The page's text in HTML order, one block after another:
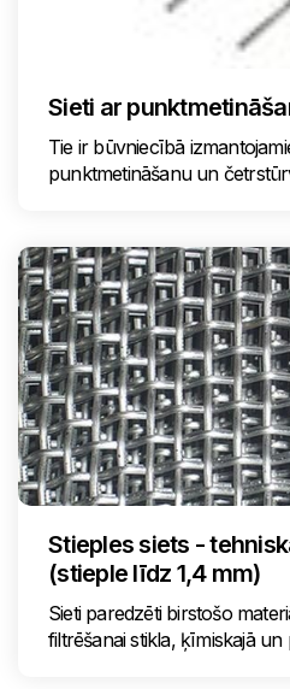
Sieti ar
Tie ir būvniecībā
punktmetināšanu un
Stieples siets -
(stieple līdz 1,4 mm)
Sieti paredzēti birstošo
filtrēšanai stikla, ķīmiskajā